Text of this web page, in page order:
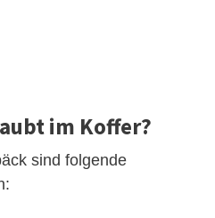
im Koffer?
sind folgende